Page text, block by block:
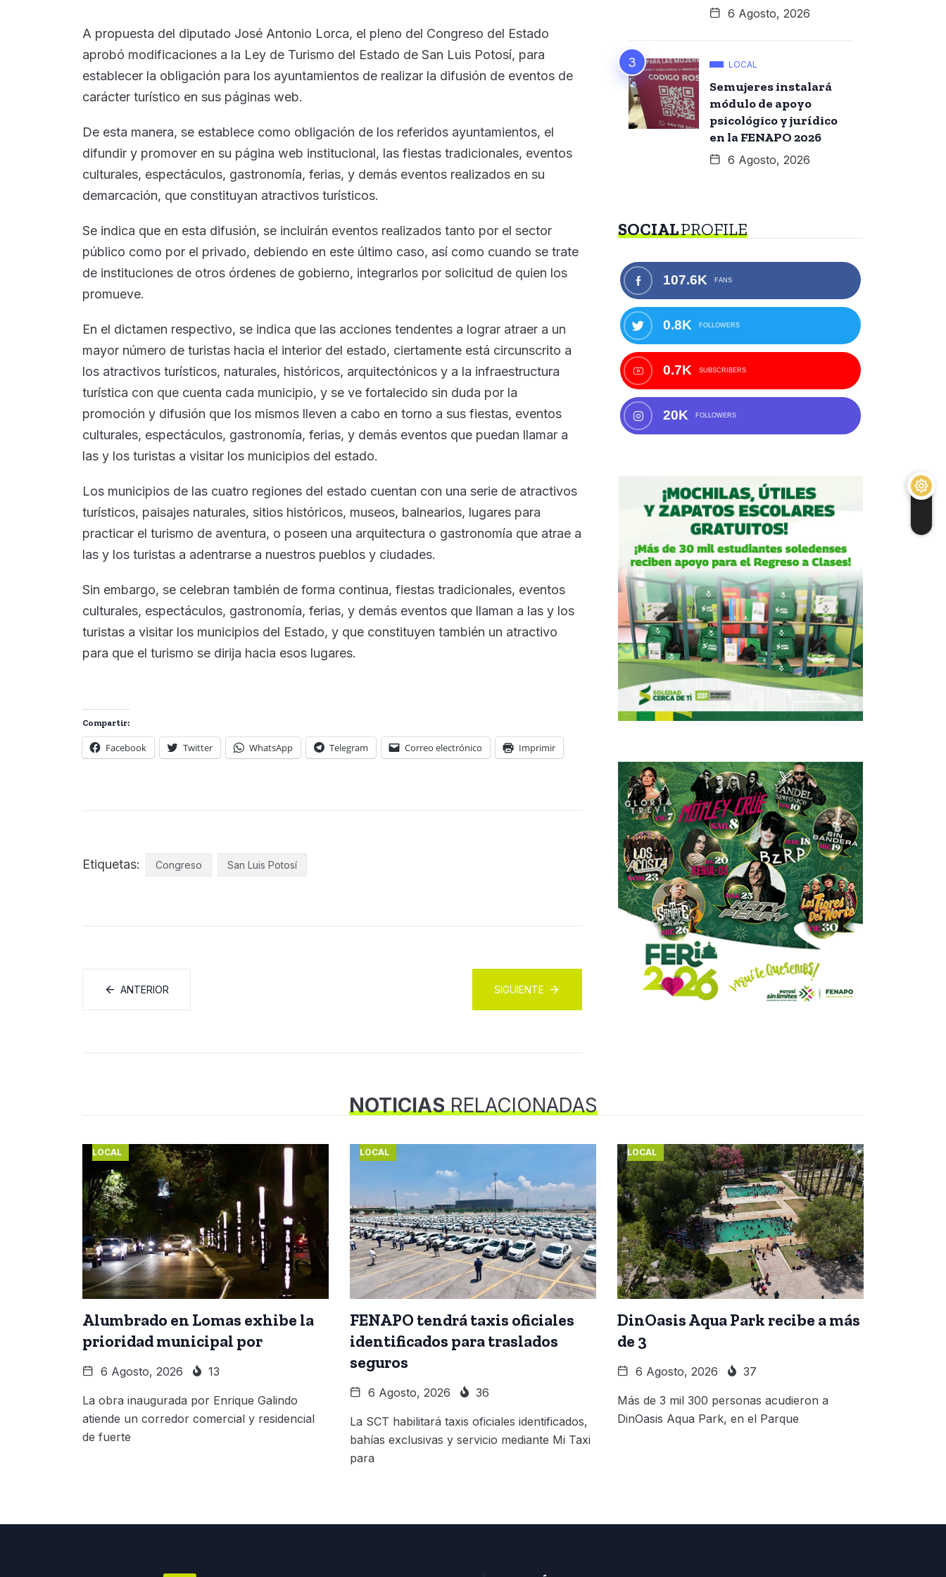
A propuesta del diputado José Antonio Lorca, el pleno del Congreso del Estado
aprobó modificaciones a la Ley de Turismo del Estado de San Luis Potosí, para
establecer la obligación para los ayuntamientos de realizar la difusión de eventos de
carácter turístico en sus páginas web.
De esta manera, se establece como obligación de los referidos ayuntamientos, el
difundir y promover en su página web institucional, las fiestas tradicionales, eventos
culturales, espectáculos, gastronomía, ferias, y demás eventos realizados en su
demarcación, que constituyan atractivos turísticos.
Se indica que en esta difusión, se incluirán eventos realizados tanto por el sector
público como por el privado, debiendo en este último caso, así como cuando se trate
de instituciones de otros órdenes de gobierno, integrarlos por solicitud de quien los
promueve.
En el dictamen respectivo, se indica que las acciones tendentes a lograr atraer a un
mayor número de turistas hacia el interior del estado, ciertamente está circunscrito a
los atractivos turísticos, naturales, históricos, arquitectónicos y a la infraestructura
turística con que cuenta cada municipio, y se ve fortalecido sin duda por la
promoción y difusión que los mismos lleven a cabo en torno a sus fiestas, eventos
culturales, espectáculos, gastronomía, ferias, y demás eventos que puedan llamar a
las y los turistas a visitar los municipios del estado.
Los municipios de las cuatro regiones del estado cuentan con una serie de atractivos
turísticos, paisajes naturales, sitios históricos, museos, balnearios, lugares para
practicar el turismo de aventura, o poseen una arquitectura o gastronomía que atrae a
las y los turistas a adentrarse a nuestros pueblos y ciudades.
Sin embargo, se celebran también de forma continua, fiestas tradicionales, eventos
culturales, espectáculos, gastronomía, ferias, y demás eventos que llaman a las y los
turistas a visitar los municipios del Estado, y que constituyen también un atractivo
para que el turismo se dirija hacia esos lugares.
Compartir:
Facebook Twitter WhatsApp Telegram Correo electrónico Imprimir
Etiquetas: Congreso San Luis Potosí
ANTERIOR SIGUIENTE
6 Agosto, 2026
LOCAL
Semujeres instalará
módulo de apoyo
psicológico y jurídico
en la FENAPO 2026
6 Agosto, 2026
SOCIALPROFILE
107.6K FANS
0.8K FOLLOWERS
0.7K SUBSCRIBERS
20K FOLLOWERS
NOTICIASRELACIONADAS
LOCAL
Alumbrado en Lomas exhibe la
prioridad municipal por
6 Agosto, 2026 13
La obra inaugurada por Enrique Galindo
atiende un corredor comercial y residencial
de fuerte
LOCAL
FENAPO tendrá taxis oficiales
identificados para traslados
seguros
6 Agosto, 2026 36
La SCT habilitará taxis oficiales identificados,
bahías exclusivas y servicio mediante Mi Taxi
para
LOCAL
DinOasis Aqua Park recibe a más
de 3
6 Agosto, 2026 37
Más de 3 mil 300 personas acudieron a
DinOasis Aqua Park, en el Parque